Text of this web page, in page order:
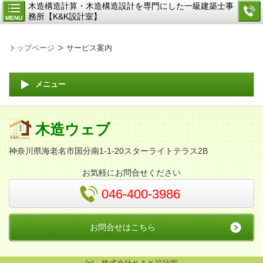
MENU
木造構造計算・木造構造設計を専門にした一級建築士事
務所【K&K設計室】
トップページ サービス案内
メニュー
木造ウェブ
神奈川県海老名市国分南1-1-20スターライトテラス2B
お気軽にお問合せください
046-400-3986
お問合せはこちら